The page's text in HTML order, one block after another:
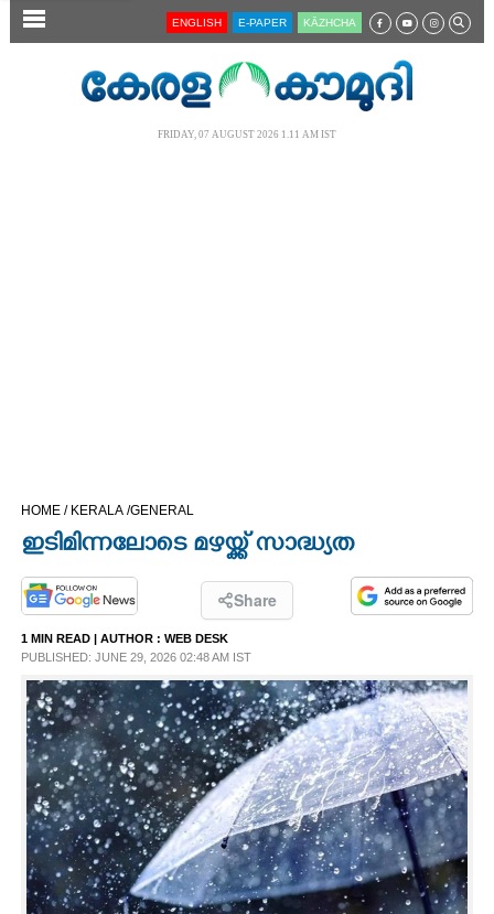
SECTIONS
CINEMA
OPINION
PHOTOS
LIFESTYLE
SPIRITUAL
INFO+
ART
ENGLISH E-PAPER KĀZHCHA
FRIDAY, 07 AUGUST 2026 1.11 AM IST
HOME / KERALA /GENERAL
ഇടിമിന്നലോടെ മഴയ്ക്ക് സാദ്ധ്യത
Share
1 MIN READ | AUTHOR : WEB DESK
PUBLISHED: JUNE 29, 2026 02:48 AM IST